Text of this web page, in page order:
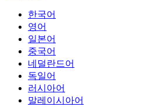
한국어
영어
일본어
중국어
네덜란드어
독일어
러시아어
말레이시아어